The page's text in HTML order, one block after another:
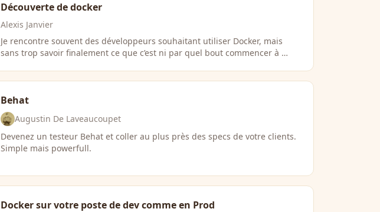
Découverte de docker
Alexis Janvier
Je rencontre souvent des développeurs souhaitant utiliser Docker, mais
sans trop savoir finalement ce que c’est ni par quel bout commencer à …
Behat
Augustin De Laveaucoupet
Devenez un testeur Behat et coller au plus près des specs de votre clients.
Simple mais powerfull.
Docker sur votre poste de dev comme en Prod